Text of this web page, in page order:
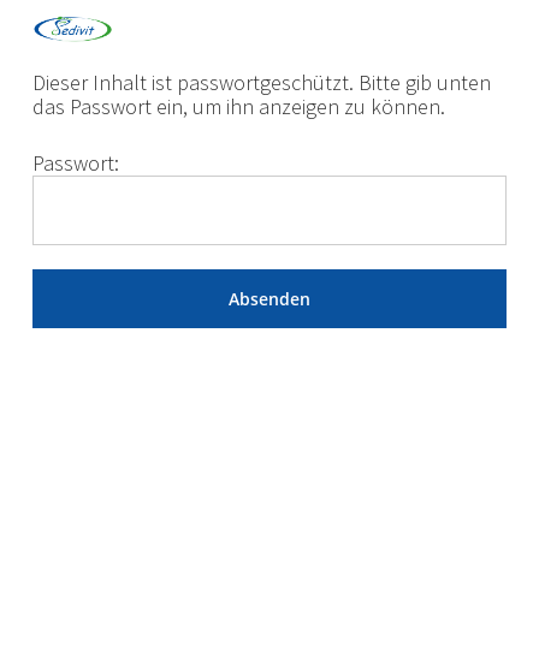
contentDieser Inhalt ist passwortgeschützt. Bitte gib unten
das Passwort ein, um ihn anzeigen zu können.
Passwort: